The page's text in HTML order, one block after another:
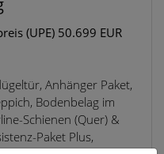
(UPE) 50.699 EUR
Anhänger Paket,
Bodenbelag im
Schienen (Quer) &
Paket Plus,